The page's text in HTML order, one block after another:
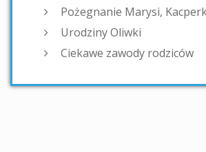
Pożegnanie Marysi,
Urodziny Oliwki
Ciekawe zawody rodziców